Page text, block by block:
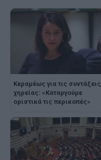
Κεραμέως για τις συντάξεις
χηρείας: «Καταργούμε
οριστικά τις περικοπές»